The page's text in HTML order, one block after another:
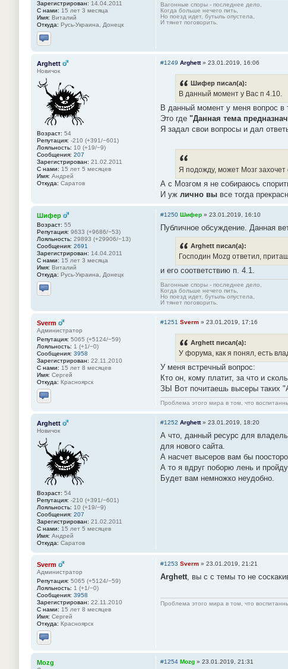
Зарегистрирован: 14.04.2011
С нами: 15 лет 3 месяца
Имя: Виталий
Откуда: Русь-Украина, Донецк
Отправить личное сообщение
Вагонные споры - последнее дело,
Когда больше нечего пить,
Но поезд идет, бутыль опустела,
И тянет поговорить.
Arghett
Новичок
Возраст: 54
Репутация: -210 (+391/−601)
Лояльность: 10 (+19/−9)
Сообщения: 207
Зарегистрирован: 21.02.2011
С нами: 15 лет 5 месяцев
Имя: Андрей
Откуда: Саратов
#1249 Arghett» 23.01.2019, 16:06
Шифер писал(а):
В данный момент у Вас п 4.10.
В данный момент у меня вопрос в
Это где "Данная тема
Я задал свои вопросы и дал
Я подожду, может Мозг
А с Мозгом я не собираюсь
И уж лично вы все тогда
Шифер
Возраст: 55
Репутация: 9633 (+9686/−53)
Лояльность: 29893 (+29906/−13)
Сообщения: 2691
Зарегистрирован: 14.04.2011
С нами: 15 лет 3 месяца
Имя: Виталий
Откуда: Русь-Украина, Донецк
Отправить личное сообщение
#1250 Шифер » 23.01.2019, 16:10
Публичное обсуждение. Данная
Arghett писал(а):
Господин Mozg ответил,
и его соответствию п. 4.1.
Вагонные споры - последнее дело,
Когда больше нечего пить,
Но поезд идет, бутыль опустела,
И тянет поговорить.
Sverm
Администратор
Репутация: 5065 (+5124/−59)
Лояльность: 1 (+1/−0)
Сообщения: 3958
Зарегистрирован: 22.11.2010
С нами: 15 лет 8 месяцев
Имя: Сергей
Откуда: Красноярск
Отправить личное сообщение
#1251 Sverm » 23.01.2019, 17:16
Arghett писал(а):
У форума, как я понял, есть
У меня встречный вопрос:
Кто он, кому платит, за что и
ЗЫ Вот почитаешь высеры таких
Проблема этого мира в том, что
Arghett
Новичок
Возраст: 54
Репутация: -210 (+391/−601)
Лояльность: 10 (+19/−9)
Сообщения: 207
Зарегистрирован: 21.02.2011
С нами: 15 лет 5 месяцев
Имя: Андрей
Откуда: Саратов
#1252 Arghett» 23.01.2019, 18:20
А что, данный ресурс для
для нового сайта.
А насчет высеров вам бы
А то я вдруг поборю лень и
Будет вам немножко неудобно.
Sverm
Администратор
Репутация: 5065 (+5124/−59)
Лояльность: 1 (+1/−0)
Сообщения: 3958
Зарегистрирован: 22.11.2010
С нами: 15 лет 8 месяцев
Имя: Сергей
Откуда: Красноярск
Отправить личное сообщение
#1253 Sverm » 23.01.2019, 21:21
Arghett, вы с с темы то не
Проблема этого мира в том, что
Mozg #1254 Mozg » 23.01.2019, 21:31